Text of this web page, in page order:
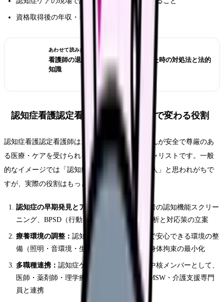
資格取得後の年収・キャリア・活躍の場
あわせて読みたい
看護師の退職交渉術｜引き止められた時の対処法と法的
知識
認知症看護認定看護師とは？高齢化で変わる役割
認知症看護認定看護師は、認知症を持つ患者さんが安全で尊厳のあ
る医療・ケアを受けられるよう支援するスペシャリストです。一般
的なイメージでは「認知症の方のお世話をする人」と思われがちで
すが、実際の役割はもっと広範囲にわたります。
認知症の早期発見とアセスメント：
入院患者の認知機能スクリー
ニング、BPSD（行動・心理症状）の原因分析と対応策の立案
療養環境の調整： 認知症患者にとって安全で安心できる環境の整
備（照明・音環境・生活リズムの調整）、身体拘束の最小化
多職種連携： 認知症ケアチーム（DCT）の中核メンバーとして、
医師・薬剤師・理学療法士・作業療法士・MSW・介護支援専門
員と連携